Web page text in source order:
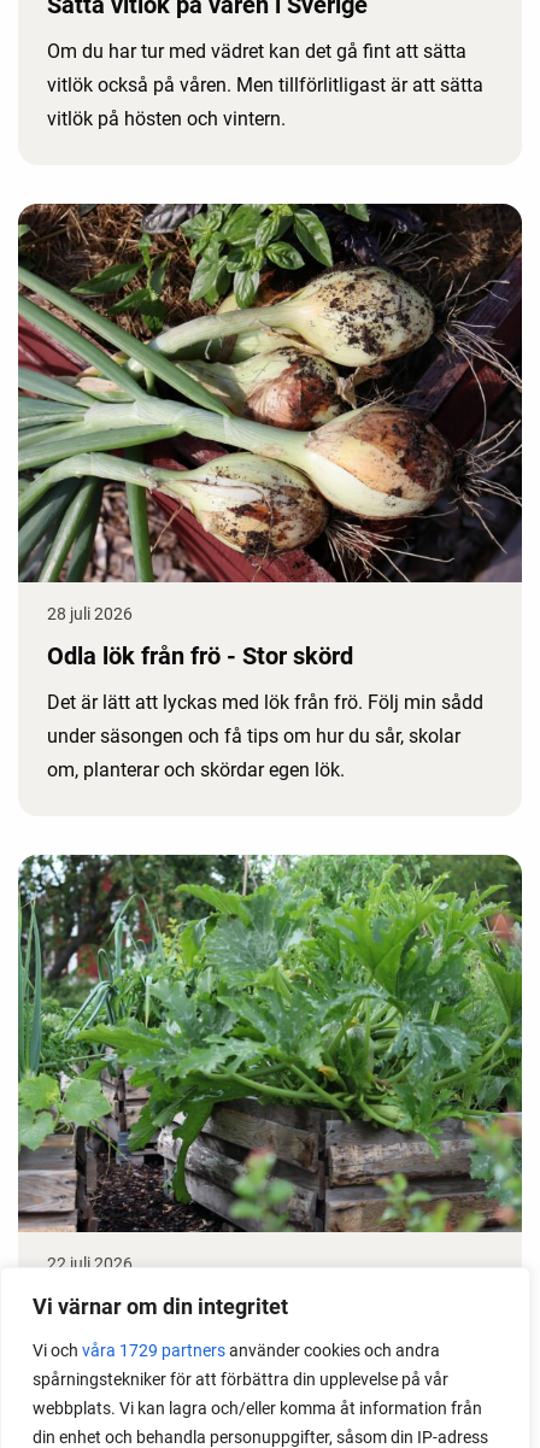
Vi värnar om din integritet
Vi och våra 1729 partnersanvänder cookies och andra
spårningstekniker för att förbättra din upplevelse på vår
webbplats. Vi kan lagra och/eller komma åt information från
din enhet och behandla personuppgifter, såsom din IP-adress
Om du har tur med vädret kan det gå fint att sätta
vitlök också på våren. Men tillförlitligast är att sätta
vitlök på hösten och vintern.
28 juli 2026
Odla lök från frö - Stor skörd
Det är lätt att lyckas med lök från frö. Följ min sådd
under säsongen och få tips om hur du sår, skolar
om, planterar och skördar egen lök.
22 juli 2026
Odla stora växter på liten plats
Med det här smarta knepet kan du odla också stora
växter i en pallkrage tillsammans med andra växter.
Perfekt om du vill odla mycket i på liten yta.